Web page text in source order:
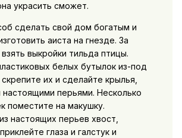
украсить сможет.
сделать свой дом богатым и
аиста на гнезде. За
выкройки тильда птицы.
белых бутылок из-под
их и сделайте крылья,
настоящими перьями. Несколько
поместите на макушку.
настоящих перьев хвост,
глаза и галстук и